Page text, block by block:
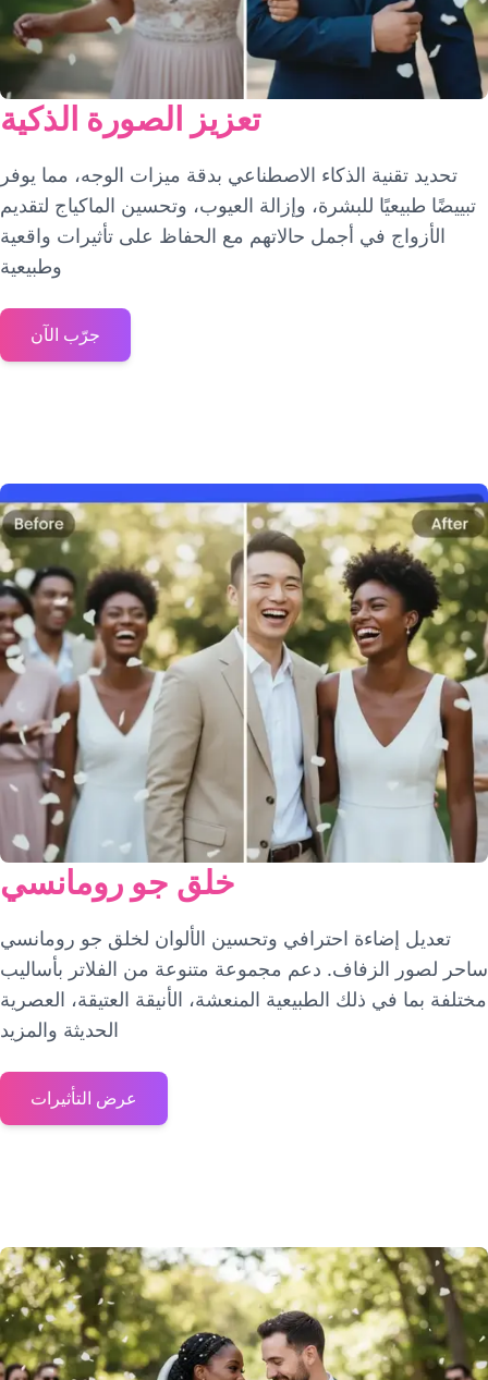
تعزيز الصورة الذكية
تحديد تقنية الذكاء الاصطناعي بدقة ميزات الوجه، مما يوفر
تبييضًا طبيعيًا للبشرة، وإزالة العيوب، وتحسين الماكياج لتقديم
الأزواج في أجمل حالاتهم مع الحفاظ على تأثيرات واقعية
وطبيعية
جرّب الآن
خلق جو رومانسي
تعديل إضاءة احترافي وتحسين الألوان لخلق جو رومانسي
ساحر لصور الزفاف. دعم مجموعة متنوعة من الفلاتر بأساليب
مختلفة بما في ذلك الطبيعية المنعشة، الأنيقة العتيقة، العصرية
الحديثة والمزيد
عرض التأثيرات